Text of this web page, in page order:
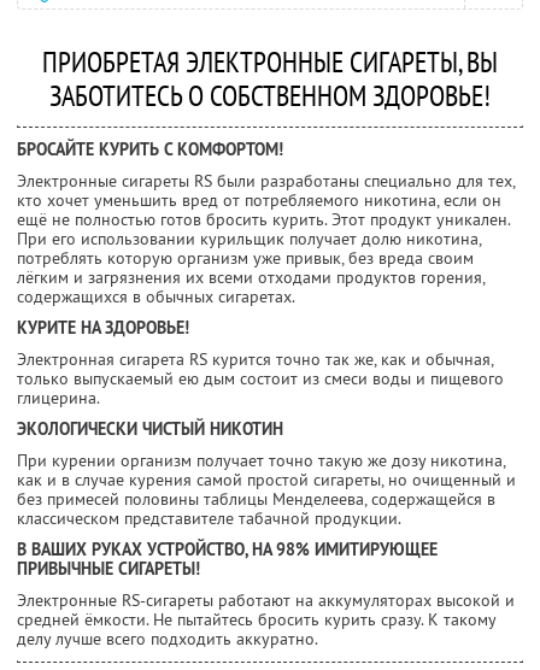
ПРИОБРЕТАЯ ЭЛЕКТРОННЫЕ СИГАРЕТЫ, ВЫ
ЗАБОТИТЕСЬ О СОБСТВЕННОМ ЗДОРОВЬЕ!
БРОСАЙТЕ КУРИТЬ С КОМФОРТОМ!
Электронные сигареты RS были разработаны специально для тех,
кто хочет уменьшить вред от потребляемого никотина, если он
ещё не полностью готов бросить курить. Этот продукт уникален.
При его использовании курильщик получает долю никотина,
потреблять которую организм уже привык, без вреда своим
лёгким и загрязнения их всеми отходами продуктов горения,
содержащихся в обычных сигаретах.
КУРИТЕ НА ЗДОРОВЬЕ!
Электронная сигарета RS курится точно так же, как и обычная,
только выпускаемый ею дым состоит из смеси воды и пищевого
глицерина.
ЭКОЛОГИЧЕСКИ ЧИСТЫЙ НИКОТИН
При курении организм получает точно такую же дозу никотина,
как и в случае курения самой простой сигареты, но очищенный и
без примесей половины таблицы Менделеева, содержащейся в
классическом представителе табачной продукции.
В ВАШИХ РУКАХ УСТРОЙСТВО, НА 98% ИМИТИРУЮЩЕЕ
ПРИВЫЧНЫЕ СИГАРЕТЫ!
Электронные RS-сигареты работают на аккумуляторах высокой и
средней ёмкости. Не пытайтесь бросить курить сразу. К такому
делу лучше всего подходить аккуратно.